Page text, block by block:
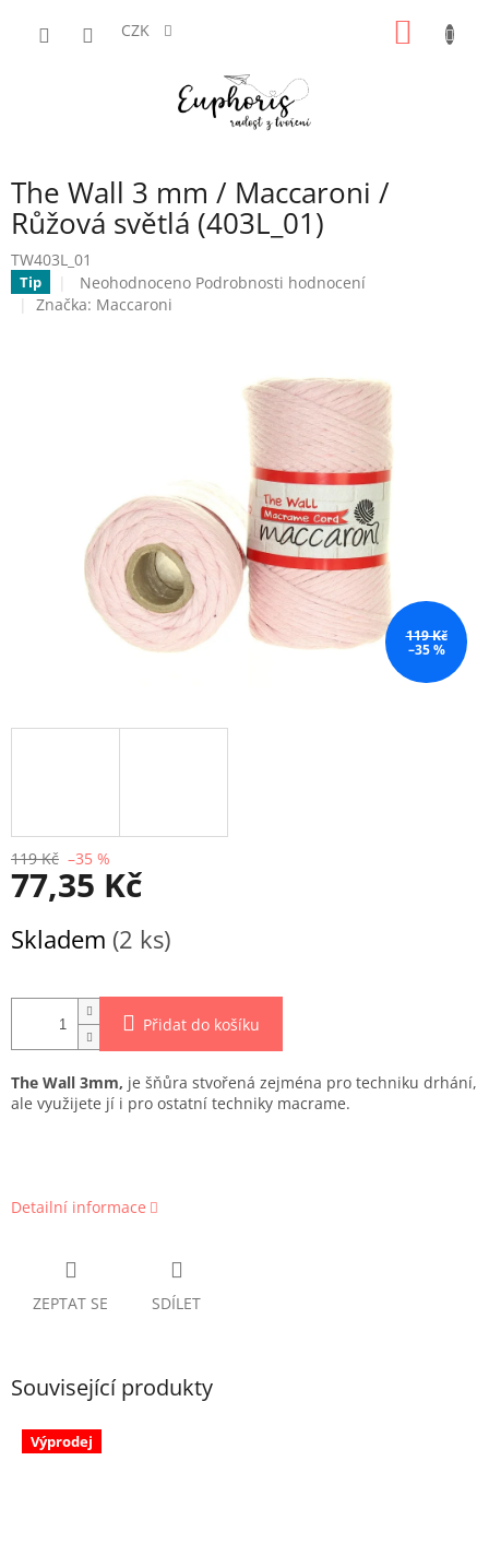
CZK
The Wall 3 mm / Maccaroni /
Růžová světlá (403L_01)
TW403L_01
Tip
Průměrné
hodnocení
Neohodnoceno Podrobnosti hodnocení
Značka: Maccaroni
119 Kč
–35 %
119 Kč –35 %
77,35 Kč
cena:
Skladem (2 ks)
Přidat do košíku
The Wall 3mm, je šňůra stvořená zejména pro techniku drhání,
ale využijete jí i pro ostatní techniky macrame.
Detailní informace
ZEPTAT SE SDÍLET
Související produkty
Výprodej